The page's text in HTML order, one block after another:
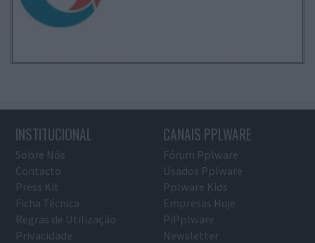
INSTITUCIONAL
Sobre Nós
Contacto
Press Kit
Ficha Técnica
Regras de Utilização
Privacidade
CANAIS PPLWARE
Fórum Pplware
Usados Pplware
Pplware Kids
Empresas Hoje
PiPplware
Newsletter